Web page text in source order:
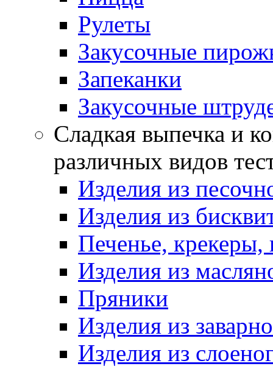
Рулеты
Закусочные
Запеканки
Закусочные
Сладкая выпечка и
различных видов
Изделия из
Изделия из
Печенье, крекеры,
Изделия из
Пряники
Изделия из
Изделия из